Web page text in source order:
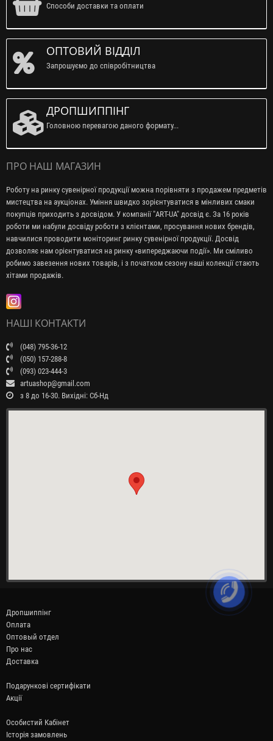
Способи доставки та оплати
ОПТОВИЙ ВІДДІЛ
Запрошуємо до співробітництва
ДРОПШИППІНГ
Головною перевагою даного формату...
ПРО НАШ МАГАЗИН
Роботу на ринку сувенірної продукції можна порівняти з продажем предметів
мистецтва на аукціонах. Уміння швидко зорієнтуватися в мінливих смаки
покупців приходить з досвідом. У компанії "ART-UA" досвід є. За 16 років
роботи ми набули досвіду роботи з клієнтами, просування нових брендів,
навчилися проводити моніторинг ринку сувенірної продукції. Досвід
дозволяє нам орієнтуватися на ринку «випереджаючи події». Ми сміливо
робимо завезення нових товарів, і з початком сезону наші колекції стають
хітами продажів.
НАШІ КОНТАКТИ
(048) 795-36-12
(050) 157-288-8
(093) 023-444-3
artuashop@gmail.com
з 8 до 16-30. Вихідні: Сб-Нд
Дропшиппінг
Оплата
Оптовый отдел
Про нас
Доставка
Подарункові сертифікати
Акції
Особистий Кабінет
Історія замовлень